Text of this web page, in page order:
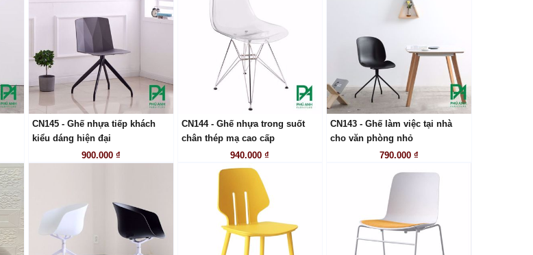
LIÊN HỆ
CN145 - Ghế nhựa tiếp khách
kiểu dáng hiện đại
900.000 ₫
LIÊN HỆ
CN144 - Ghế nhựa trong suốt
chân thép mạ cao cấp
940.000 ₫
LIÊN HỆ
CN143 - Ghế làm việc tại nhà
cho văn phòng nhỏ
790.000 ₫